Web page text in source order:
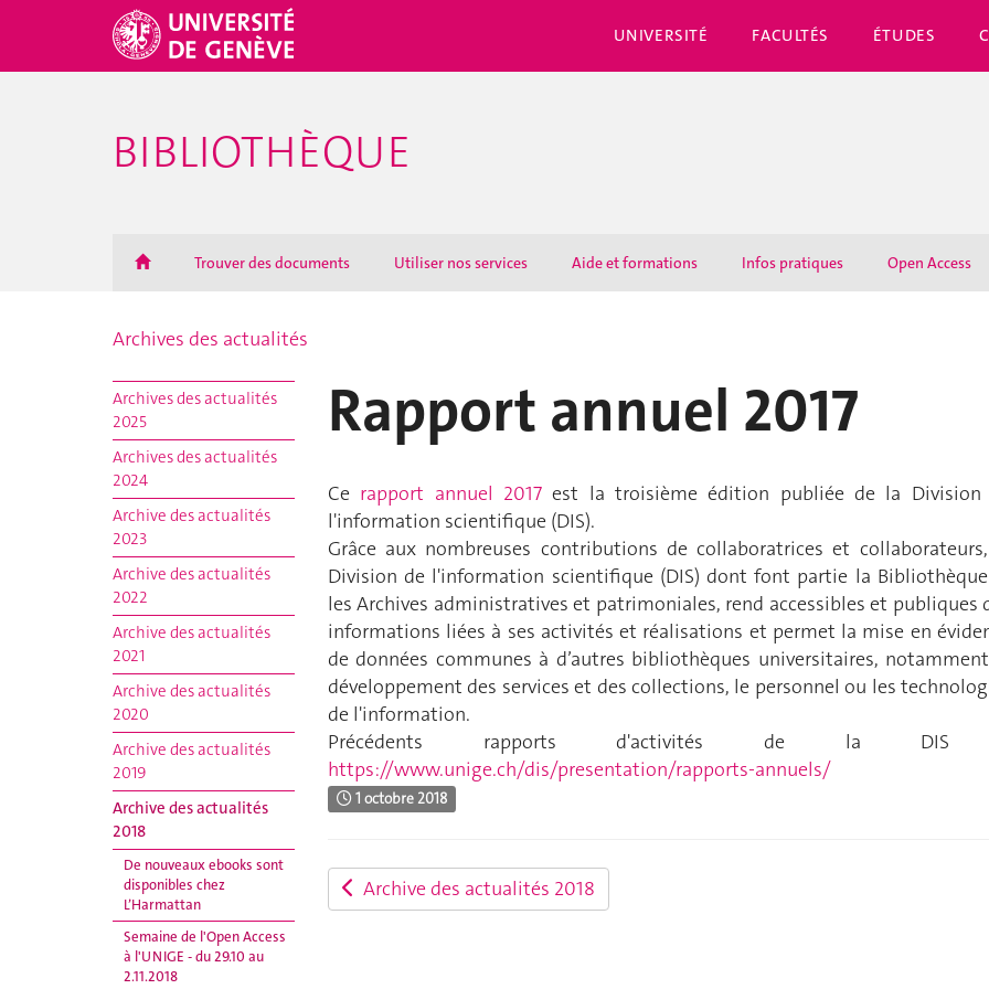
UNIVERSITÉ FACULTÉS ÉTUDES
BIBLIOTHÈQUE
Trouver des documents Utiliser nos services Aide et formations Infos pratiques Open Access
Archives des actualités
Archives des actualités
2025
Archives des actualités
2024
Archive des actualités
2023
Archive des actualités
2022
Archive des actualités
2021
Archive des actualités
2020
Archive des actualités
2019
Archive des actualités
2018
De nouveaux ebooks sont
disponibles chez
L’Harmattan
Semaine de l'Open Access
à l'UNIGE - du 29.10 au
2.11.2018
Rapport annuel 2017
Ce rapport annuel 2017 est la troisième édition publiée de la Division
l'information scientifique (DIS).
Grâce aux nombreuses contributions de collaboratrices et
Division de l'information scientifique (DIS) dont font partie la
les Archives administratives et patrimoniales, rend accessibles et publiques
informations liées à ses activités et réalisations et permet la mise en
de données communes à d’autres bibliothèques universitaires,
développement des services et des collections, le personnel ou les
de l'information.
Précédents rapports d'activités de la
https://www.unige.ch/dis/presentation/rapports-annuels/
1 octobre 2018
Archive des actualités 2018